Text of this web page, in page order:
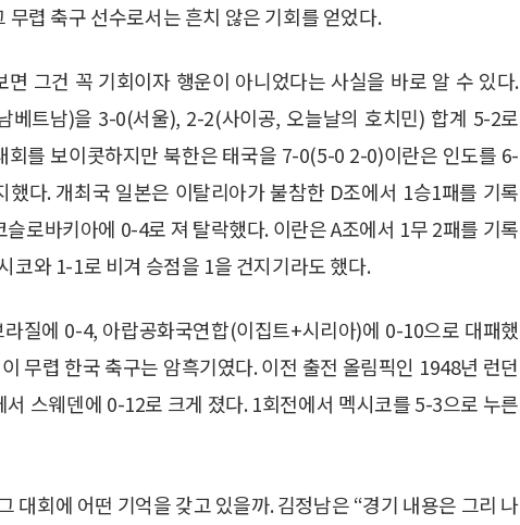
렵 축구 선수로서는 흔치 않은 기회를 얻었다.
그건 꼭 기회이자 행운이 아니었다는 사실을 바로 알 수 있다.
베트남)을 3-0(서울), 2-2(사이공, 오늘날의 호치민) 합계 5-2로
회를 보이콧하지만 북한은 태국을 7-0(5-0 2-0)이란은 인도를 6-
다. 개최국 일본은 이탈리아가 불참한 D조에서 1승1패를 기록
로바키아에 0-4로 져 탈락했다. 이란은 A조에서 1무 2패를 기록
코와 1-1로 비겨 승점을 1을 건지기라도 했다.
질에 0-4, 아랍공화국연합(이집트+시리아)에 0-10으로 대패했
무렵 한국 축구는 암흑기였다. 이전 출전 올림픽인 1948년 런던
스웨덴에 0-12로 크게 졌다. 1회전에서 멕시코를 5-3으로 누른
대회에 어떤 기억을 갖고 있을까. 김정남은 “경기 내용은 그리 나